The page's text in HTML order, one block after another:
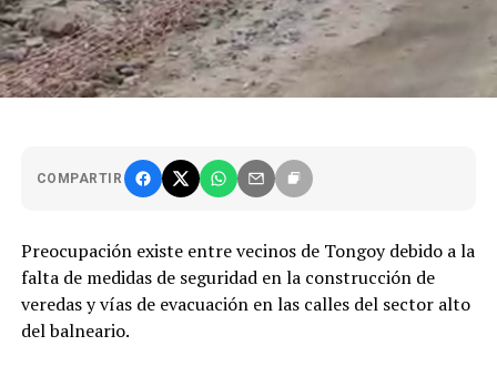
COMPARTIR
Preocupación existe entre vecinos de Tongoy debido a la
falta de medidas de seguridad en la construcción de
veredas y vías de evacuación en las calles del sector alto
del balneario.